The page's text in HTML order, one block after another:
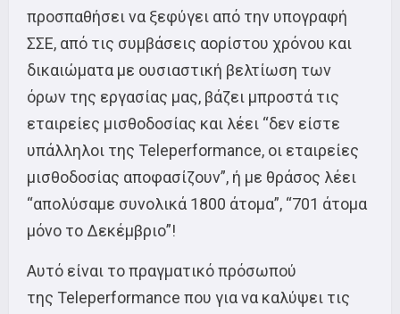
προσπαθήσει να ξεφύγει από την υπογραφή
ΣΣΕ, από τις συμβάσεις αορίστου χρόνου και
δικαιώματα με ουσιαστική βελτίωση των
όρων της εργασίας μας, βάζει μπροστά τις
εταιρείες μισθοδοσίας και λέει “δεν είστε
υπάλληλοι της Teleperformance, οι εταιρείες
μισθοδοσίας αποφασίζουν”, ή με θράσος λέει
“απολύσαμε συνολικά 1800 άτομα”, “701 άτομα
μόνο το Δεκέμβριο”!
Αυτό είναι το πραγματικό πρόσωπού
της Teleperformance που για να καλύψει τις